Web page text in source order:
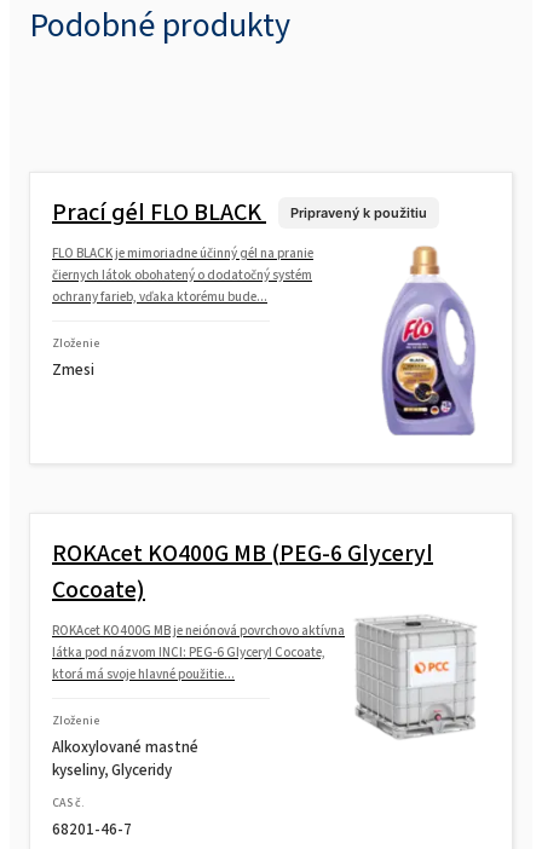
Podobné produkty
Prací gél FLO BLACK Pripravený k použitiu
FLO BLACK je mimoriadne účinný gél na pranie
čiernych látok obohatený o dodatočný systém
ochrany farieb, vďaka ktorému bude...
Zloženie
Zmesi
ROKAcet KO400G MB (PEG-6 Glyceryl
Cocoate)
ROKAcet KO400G MB je neiónová povrchovo aktívna
látka pod názvom INCI: PEG-6 Glyceryl Cocoate,
ktorá má svoje hlavné použitie...
Zloženie
Alkoxylované mastné
kyseliny, Glyceridy
CAS č.
68201-46-7